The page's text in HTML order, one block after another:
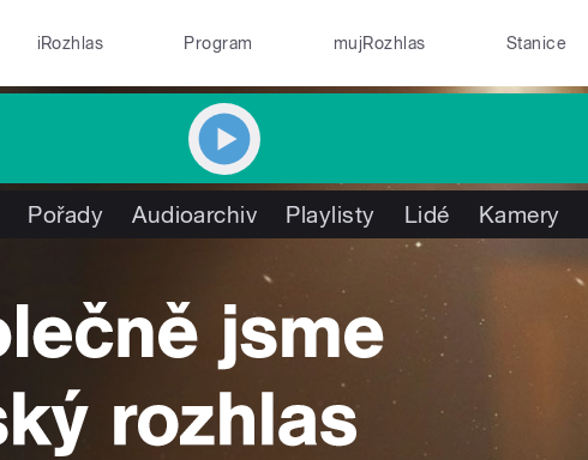
iRozhlas Program mujRozhlas Stanice
Pořady Audioarchiv Playlisty Lidé Kamery